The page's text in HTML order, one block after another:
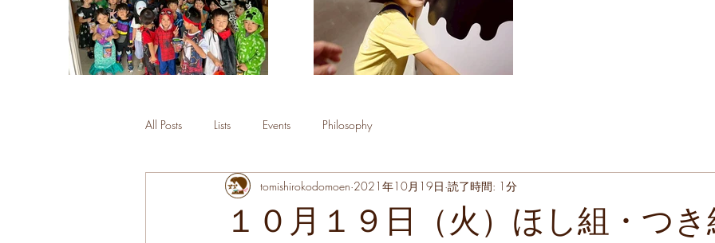
All Posts Lists Events Philosophy
１０月１９日（火）ほし組・つ
tomishirokodomoen 2021年10月19日 読了時間: 1分